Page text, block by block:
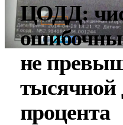
ЦОДД:
не
тысячной
процента